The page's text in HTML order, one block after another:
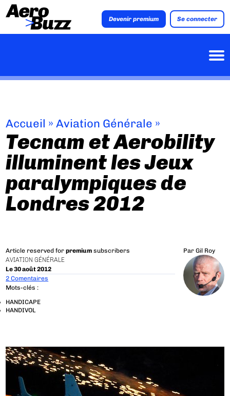
Devenir premium Se connecter
Accueil »Aviation Générale »
Tecnam et Aerobility
illuminent les Jeux
paralympiques de
Londres 2012
Article reserved forpremium subscribers
AVIATION GÉNÉRALE
Le 30 août 2012
Par Gil Roy
2 Comentaires
Mots-clés :
HANDICAPE
HANDIVOL